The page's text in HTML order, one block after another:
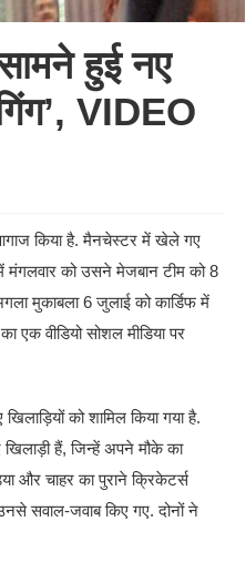
हुई नए
VIDEO
किया है. मैनचेस्टर में खेले गए
मंगलवार को उसने मेजबान टीम को 8
मुकाबला 6 जुलाई को कार्डिफ में
एक वीडियो सोशल मीडिया पर
को शामिल किया गया है.
हैं, जिन्हें अपने मौके का
और चाहर का पुराने क्रिकेटर्स
सवाल-जवाब किए गए. दोनों ने